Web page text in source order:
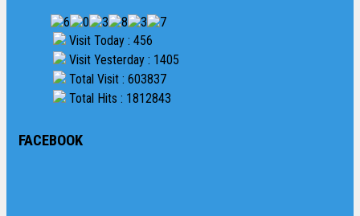
Visit Today : 456
Visit Yesterday : 1405
Total Visit : 603837
Total Hits : 1812843
FACEBOOK